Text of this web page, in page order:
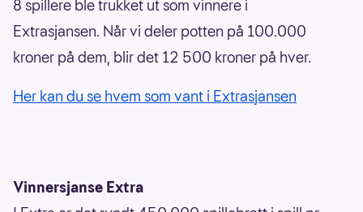
8 spillere ble trukket ut som vinnere i
Extrasjansen. Når vi deler potten på 100.000
kroner på dem, blir det 12 500 kroner på hver.
Her kan du se hvem som vant i Extrasjansen
Vinnersjanse Extra